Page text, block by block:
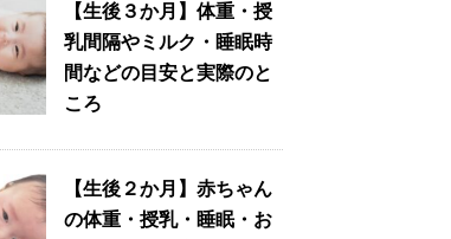
【生後３か月】体重・授
乳間隔やミルク・睡眠時
間などの目安と実際のと
ころ
【生後２か月】赤ちゃん
の体重・授乳・睡眠・お